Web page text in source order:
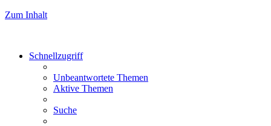
Zum Inhalt
Schnellzugriff
Unbeantwortete Themen
Aktive Themen
Suche